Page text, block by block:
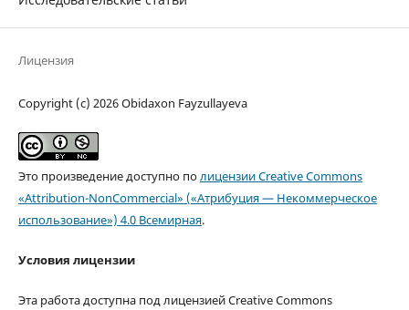
Лицензия
Copyright (c) 2026 Obidaxon Fayzullayeva
Это произведение доступно полицензии Creative Commons
«Attribution-NonCommercial» («Атрибуция — Некоммерческое
использование») 4.0 Всемирная.
Условия лицензии
Эта работа доступна под лицензией Creative Commons